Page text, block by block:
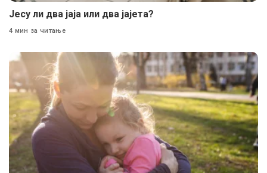
Јесу ли два јаја или два јајета?
4 мин за читање